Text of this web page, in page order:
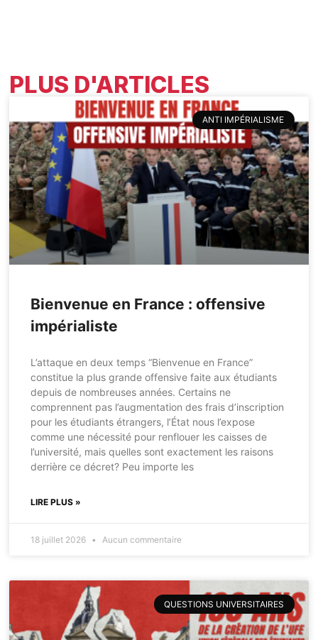
PLUS D'ARTICLES
ANTI IMPÉRIALISME
Bienvenue en France : offensive
impérialiste
L’attaque en deux temps “Bienvenue en France”
constitue la plus grande offensive faite aux étudiants
depuis de nombreuses années. Certains ne
comprennent pas l’augmentation des frais d’inscription
pour les étudiants étrangers, l’État nous l’expose
comme une nécessité pour renflouer les caisses de
l’université, mais quelles sont exactement les raisons
derrière ce décret? Peu importe les
LIRE PLUS »
18 juillet 2026 Aucun commentaire
QUESTIONS UNIVERSITAIRES